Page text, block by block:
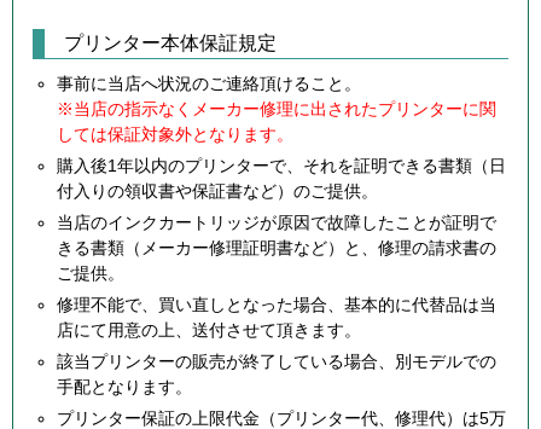
プリンター本体保証規定
事前に当店へ状況のご連絡頂けること。
※当店の指示なくメーカー修理に出されたプリンターに関
しては保証対象外となります。
購入後1年以内のプリンターで、それを証明できる書類（日
付入りの領収書や保証書など）のご提供。
当店のインクカートリッジが原因で故障したことが証明で
きる書類（メーカー修理証明書など）と、修理の請求書の
ご提供。
修理不能で、買い直しとなった場合、基本的に代替品は当
店にて用意の上、送付させて頂きます。
該当プリンターの販売が終了している場合、別モデルでの
手配となります。
プリンター保証の上限代金（プリンター代、修理代）は5万